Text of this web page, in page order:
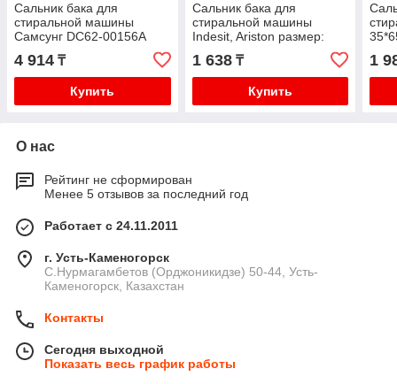
Сальник бака для
стиральной машины
Самсунг DC62-00156A
45,5х84х10/12
4 914 ₸
Купить
Сальник бака для
стиральной машины
Indesit, Ariston размер:
25*53.5*10/14 ,
25x53.5x10/14 WT243
1 638₸
Купить
1
О нас
Рейтинг не сформирован
Менее 5 отзывов за последний год
Работает с 24.11.2011
г. Усть-Каменогорск
С.Нурмагамбетов (Орджоникидзе) 50-44, Усть-
Каменогорск, Казахстан
Контакты
Сегодня выходной
Показать весь график работы